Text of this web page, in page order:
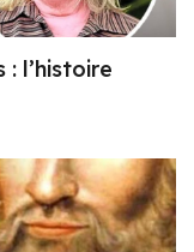
l’histoire